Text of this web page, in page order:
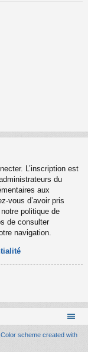
L’inscription est
du
aux
vous d’avoir pris
politique de
de consulter
navigation.
Color scheme created with